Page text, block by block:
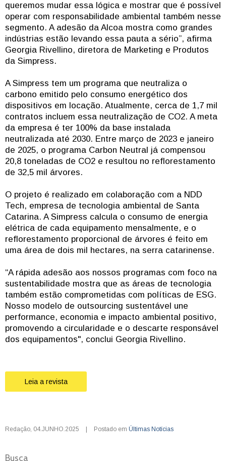
queremos mudar essa lógica e mostrar que é possível
operar com responsabilidade ambiental também nesse
segmento. A adesão da Alcoa mostra como grandes
indústrias estão levando essa pauta a sério”, afirma
Georgia Rivellino, diretora de Marketing e Produtos
da Simpress.
A Simpress tem um programa que neutraliza o
carbono emitido pelo consumo energético dos
dispositivos em locação. Atualmente, cerca de 1,7 mil
contratos incluem essa neutralização de CO2. A meta
da empresa é ter 100% da base instalada
neutralizada até 2030. Entre março de 2023 e janeiro
de 2025, o programa Carbon Neutral já compensou
20,8 toneladas de CO2 e resultou no reflorestamento
de 32,5 mil árvores.
O projeto é realizado em colaboração com a NDD
Tech, empresa de tecnologia ambiental de Santa
Catarina. A Simpress calcula o consumo de energia
elétrica de cada equipamento mensalmente, e o
reflorestamento proporcional de árvores é feito em
uma área de dois mil hectares, na serra catarinense.
“A rápida adesão aos nossos programas com foco na
sustentabilidade mostra que as áreas de tecnologia
também estão comprometidas com políticas de ESG.
Nosso modelo de outsourcing sustentável une
performance, economia e impacto ambiental positivo,
promovendo a circularidade e o descarte responsável
dos equipamentos", conclui Georgia Rivellino.
Leia a revista
Redação, 04.JUNHO.2025 Postado em Últimas Notícias
Busca